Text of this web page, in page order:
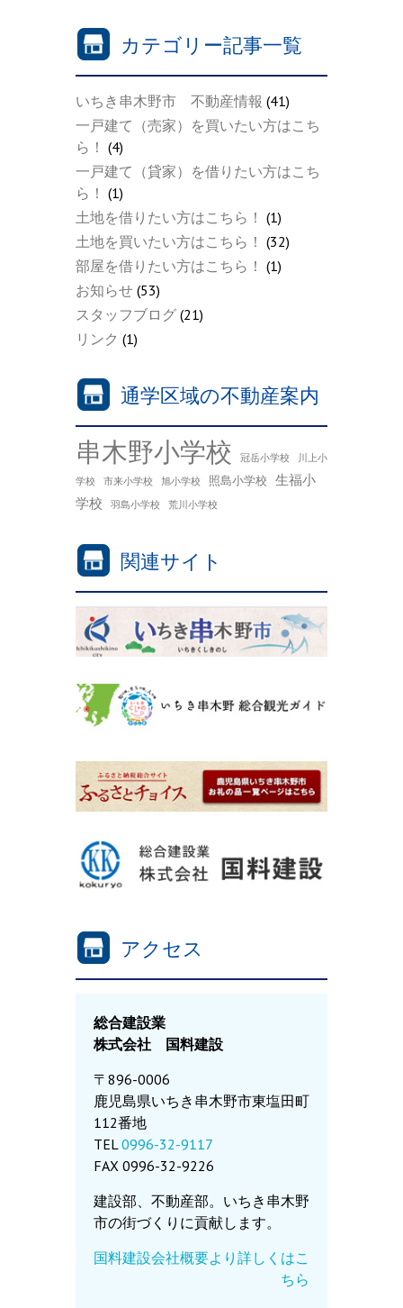
カテゴリー記事一覧
いちき串木野市 不動産情報 (41)
一戸建て（売家）を買いたい方はこち
ら！ (4)
一戸建て（貸家）を借りたい方はこち
ら！ (1)
土地を借りたい方はこちら！ (1)
土地を買いたい方はこちら！ (32)
部屋を借りたい方はこちら！ (1)
お知らせ (53)
スタッフブログ (21)
リンク (1)
通学区域の不動産案内
串木野小学校 冠岳小学校
川上小
学校
市来小学校 旭小学校 照島小学校 生福小
学校
羽島小学校 荒川小学校
関連サイト
アクセス
総合建設業
株式会社 国料建設
〒896-0006
鹿児島県いちき串木野市東塩田町
112番地
TEL0996-32-9117
FAX 0996-32-9226
建設部、不動産部。いちき串木野
市の街づくりに貢献します。
国料建設会社概要より詳しくはこ
ちら